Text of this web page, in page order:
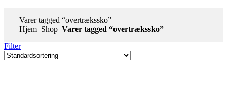
Varer tagged “overtrækssko”
Hjem Shop Varer tagged “overtrækssko”
Filter